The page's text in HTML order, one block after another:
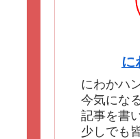
に
にわかハ
今気にな
記事を書
少しでも